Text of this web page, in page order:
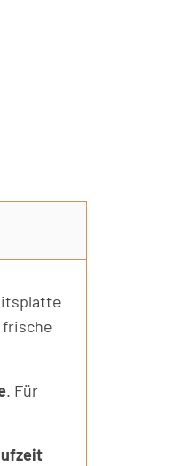
frische
. Für